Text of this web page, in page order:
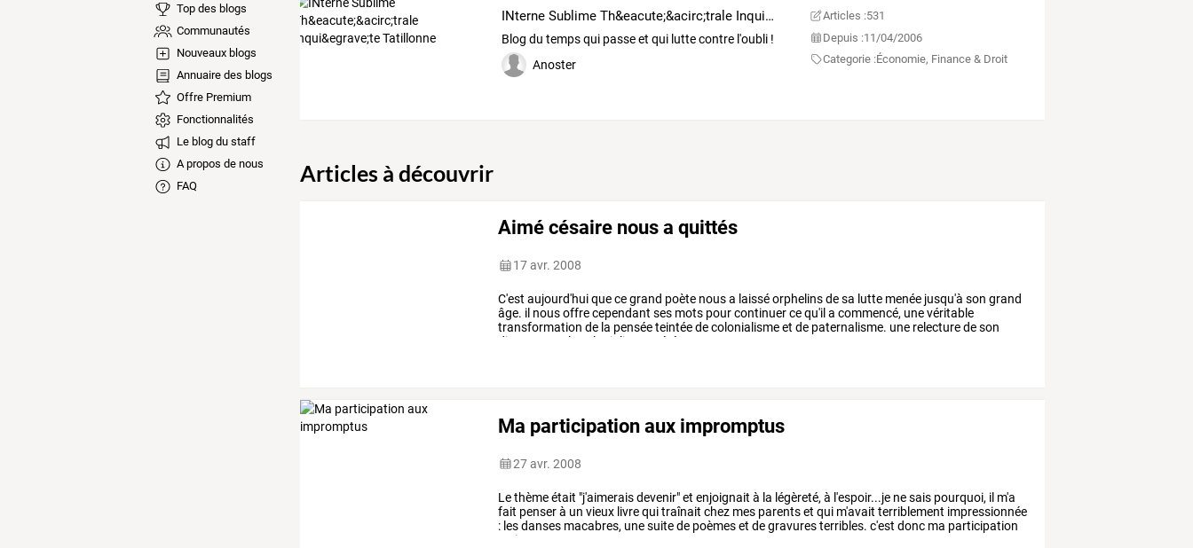
Top des blogs
Communautés
Nouveaux blogs
Annuaire des blogs
Offre Premium
Fonctionnalités
Le blog du staff
A propos de nous
FAQ
INterne Sublime Th&eacute;&acirc;trale Inqui&egrave;te Tatillonne
Blog du temps qui passe et qui lutte contre l'oubli !
Anoster
Articles :531
Depuis :11/04/2006
Categorie :Économie, Finance & Droit
Articles à découvrir
Aimé césaire nous a quittés
17 avr. 2008
C'est aujourd'huiquecegrand poète nousa laisséorphelinsdesa lutte menée jusqu'à son grand
âge. il nousoffrecependant ses mots pourcontinuercequ'il a commencé, unevéritable
transformation de la penséeteintéedecolonialismeet de paternalisme. une relecturedeson
discours
le colonialisme été
Ma participation aux impromptus
27 avr. 2008
Lethèmeétait "j'aimeraisdevenir"et enjoignait à la légèreté, à l'espoir...je nesais pourquoi, il m'a
fait penserà un vieux livrequitraînait chez mes parentset qui m'avait terriblement impressionnée
: lesdanses macabres, unesuitede poèmeset degravuresterribles. c'est donc ma participation
impromptus,